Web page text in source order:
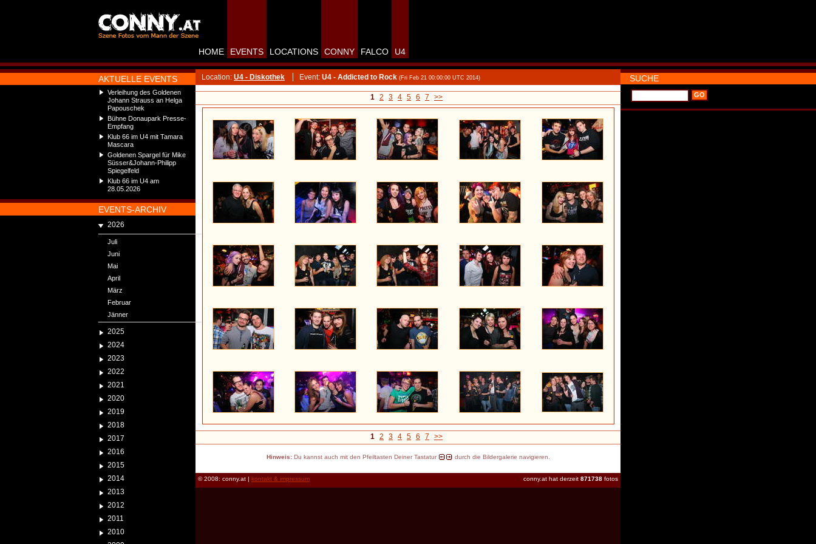
AKTUELLE EVENTS
Verleihung des Goldenen
Johann Strauss an Helga
Papouschek
Bühne Donaupark Presse-
Empfang
Klub 66 im U4 mit Tamara
Mascara
Goldenen Spargel für Mike
Süsser&Johann-Philipp
Spiegelfeld
Klub 66 im U4 am
28.05.2026
EVENTS-ARCHIV
2026
Juli
Juni
Mai
April
März
Februar
Jänner
2025
2024
2023
2022
2021
2020
2019
2018
2017
2016
2015
2014
2013
2012
2011
2010
HOME EVENTS LOCATIONS CONNY FALCO U4
Location: U4 - Diskothek Event: U4 - Addicted to Rock (Fri Feb 21 00:00:00 UTC 2014)
1 2 3 4 5 6 7 >>
1 2 3 4 5 6 7 >>
Hinweis:Du kannst auch mit den Pfeiltasten Deiner Tastatur durch die Bildergalerie navigieren.
conny.at hat derzeit 871738 fotos
© 2008: conny.at | kontakt & impressum
SUCHE